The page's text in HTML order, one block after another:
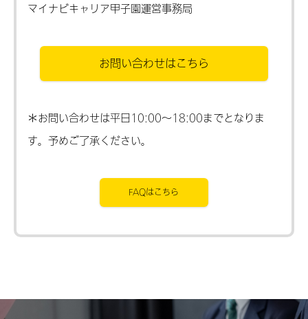
マイナビキャリア甲子園運営事務局
お問い合わせはこちら
＊お問い合わせは平日10:00～18:00までとなりま
す。予めご了承ください。
FAQはこちら